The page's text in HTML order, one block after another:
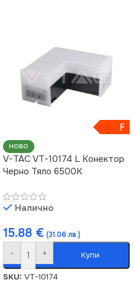
F
НОВО
V-TAC VT-10174 L Конектор
Черно Тяло 6500K
Налично
15.88 € (31.06 лв.)
- + Купи
SKU: VT-10174